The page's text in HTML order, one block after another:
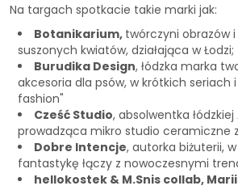
Na targach spotkacie takie marki jak:
Botanikarium, twórczyni obrazów
suszonych kwiatów, działająca w Łodzi;
Burudika Design, łódzka marka
akcesoria dla psów, w krótkich seriach
fashion"
Cześć Studio, absolwentka łódzkiej
prowadząca mikro studio ceramiczne
Dobre Intencje, autorka biżuterii,
fantastykę łączy z nowoczesnymi
hellokostek & M.Snis collab,